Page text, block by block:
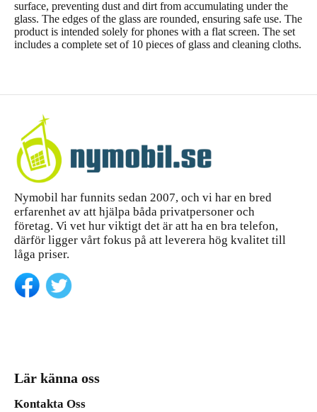
surface, preventing dust and dirt from accumulating under the
glass. The edges of the glass are rounded, ensuring safe use. The
product is intended solely for phones with a flat screen. The set
includes a complete set of 10 pieces of glass and cleaning cloths.
Nymobil har funnits sedan 2007, och vi har en bred
erfarenhet av att hjälpa båda privatpersoner och
företag. Vi vet hur viktigt det är att ha en bra telefon,
därför ligger vårt fokus på att leverera hög kvalitet till
låga priser.
Lär känna oss
Kontakta Oss